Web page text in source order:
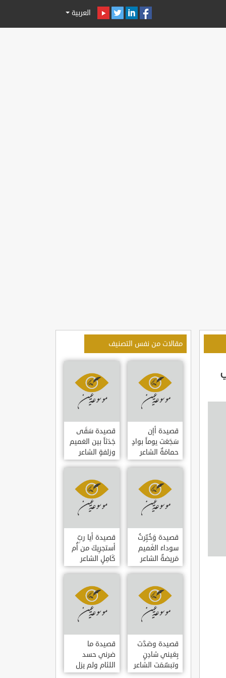
العربية
مقالات من نفس التصنيف
قصيدة أإن
سَجَعَت يوماً بوادٍ
حمامَةٌ الشاعر
العوام بن عقبة
قصيدة سَقَى
جَدَثاً بين الغميم
وزلفةٍ الشاعر
العوام بن عقبة
قصيدة وَخُبِّرتُ
سوداءَ الغَميم
مَريضةٌ الشاعر
العوام بن عقبة
قصيدة أيا ربِّ
أستجرِيكَ من أُم
كَامِلٍ الشاعر
العوام بن عقبة
قصيدة وصَدَّت
بِعَيني شادِنٍ
وتبسّمَت الشاعر
العوام بن عقبة
قصيدة ما
ضرني حسد
اللئام ولم يزل
الشاعر عمارة بن